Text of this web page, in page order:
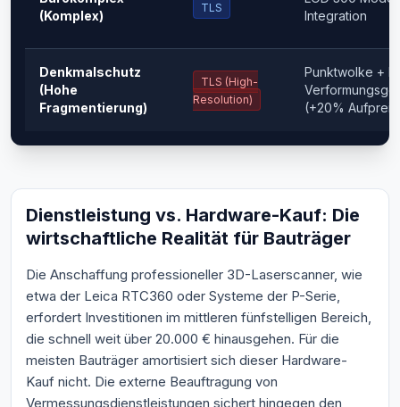
(Komplex)
TLS
Integration
Denkmalschutz
(Hohe
Fragmentierung)
TLS (High-
Resolution)
Punktwolke +
(+20% Aufpreis
Dienstleistung vs. Hardware-Kauf: Die
wirtschaftliche Realität für Bauträger
Die Anschaffung professioneller 3D-Laserscanner, wie
etwa der Leica RTC360 oder Systeme der P-Serie,
erfordert Investitionen im mittleren fünfstelligen Bereich,
die schnell weit über 20.000 € hinausgehen. Für die
meisten Bauträger amortisiert sich dieser Hardware-
Kauf nicht. Die externe Beauftragung von
Vermessungsdienstleistungen sichert hingegen den